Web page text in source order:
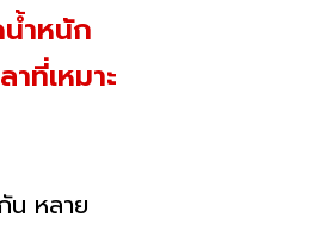
ำหนัก
ที่เหมาะ
น หลาย